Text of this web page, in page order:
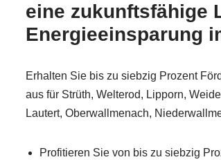
eine zukunftsfähige
Energieeinsparung
Erhalten Sie bis zu siebzig Prozent
aus für Strüth, Welterod, Lipporn,
Lautert, Oberwallmenach,
Profitieren Sie von bis zu siebzig